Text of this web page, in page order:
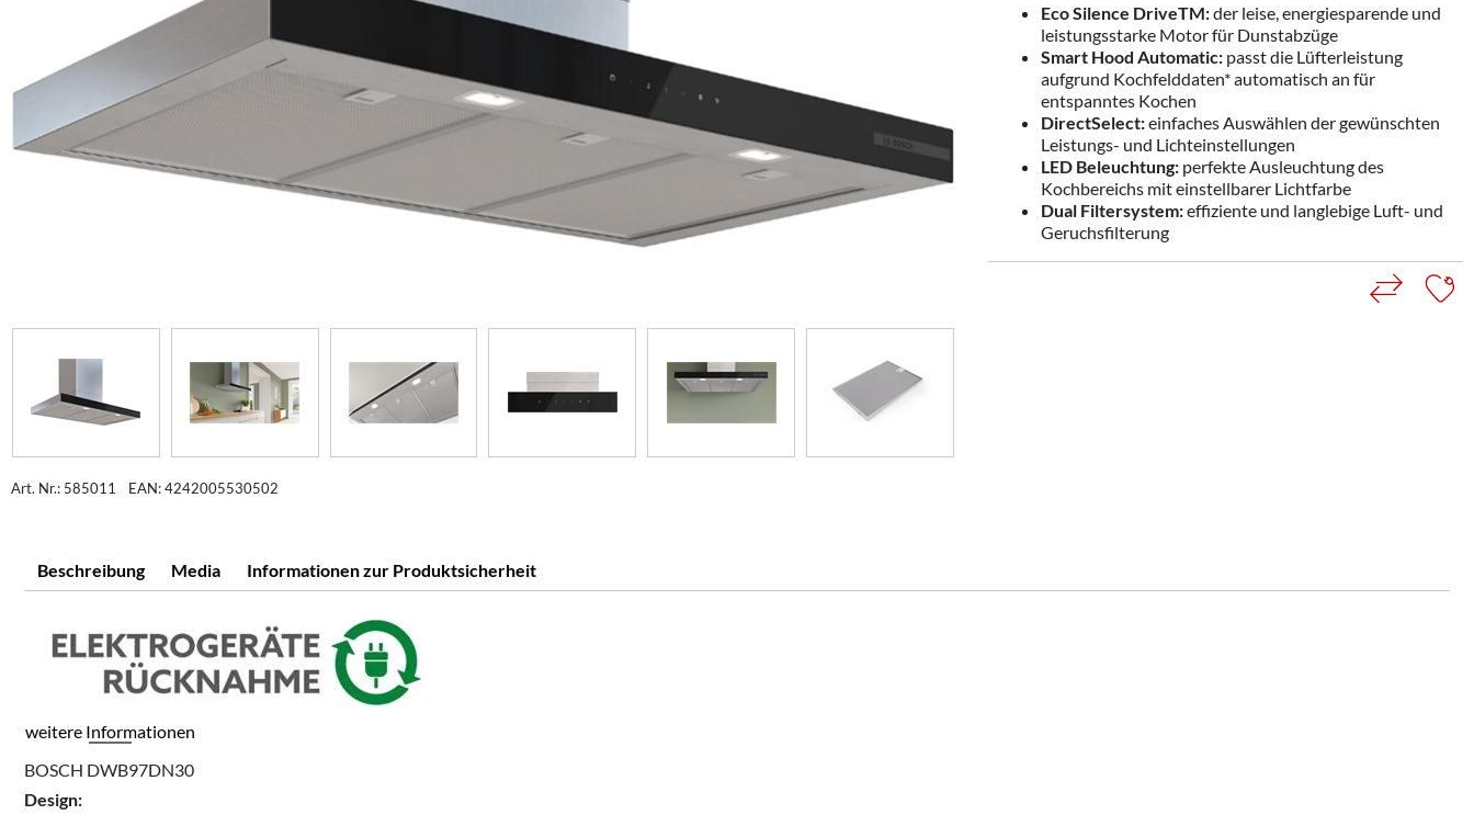
Art. Nr.: 585011 EAN: 4242005530502
Eco Silence DriveTM:der leise, energiesparende und
leistungsstarke Motor für Dunstabzüge
Smart Hood Automatic:passt die Lüfterleistung
aufgrund Kochfelddaten* automatisch an für
entspanntes Kochen
DirectSelect:einfaches Auswählen der gewünschten
Leistungs- und Lichteinstellungen
LED Beleuchtung:perfekte Ausleuchtung des
Kochbereichs mit einstellbarer Lichtfarbe
Dual Filtersystem:effiziente und langlebige Luft- und
Geruchsfilterung
Beschreibung Media Informationen zur Produktsicherheit
weitere Informationen
BOSCH DWB97DN30
Design: